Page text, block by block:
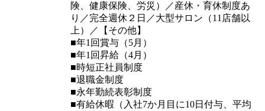
険、健康保険、労災）／産休・育休制度あ
り／完全週休２日／大型サロン（11店舗以
上）／【その他】
■年1回賞与（5月）
■年1回昇給（4月）
■時短正社員制度
■退職金制度
■永年勤続表彰制度
■有給休暇（入社7か月目に10日付与、平均